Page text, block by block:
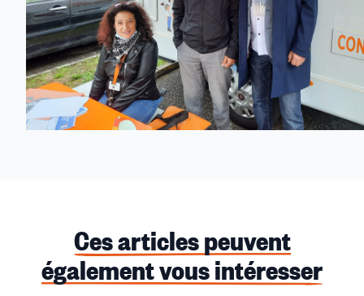
Ces articles peuvent
également vous intéresser